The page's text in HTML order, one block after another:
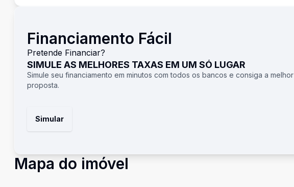
Financiamento Fácil
Pretende Financiar?
SIMULE AS MELHORES TAXAS EM UM SÓ LUGAR
Simule seu financiamento em minutos com todos os bancos e consiga a melhor
proposta.
Simular
Mapa do imóvel